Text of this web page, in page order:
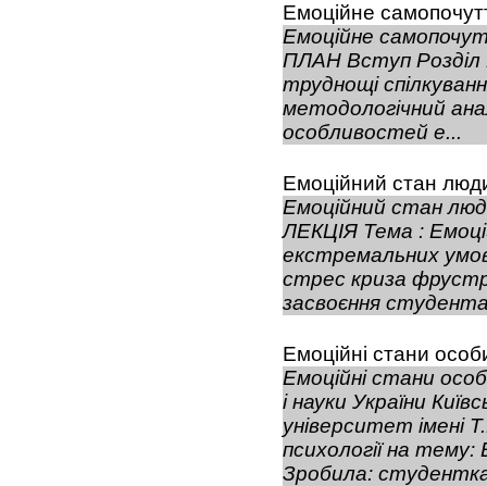
Емоційне
Емоційне
ПЛАН Вступ Розділ
труднощі
методологічний
особливостей е...
Емоційний стан
Емоційний стан
ЛЕКЦІЯ Тема :
екстремальних
стрес криза
засвоєння
Емоційні стани
Емоційні стани
і науки України
університет імені
психології на
Зробила: